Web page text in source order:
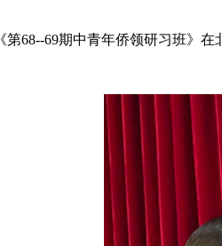
第68--69期中青年侨领研习班》